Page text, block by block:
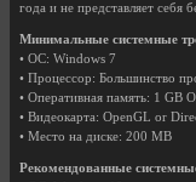
года и не представляет себя
Минимальные системные
• ОС: Windows 7
• Процессор: Большинство
• Оперативная память: 1 GB
• Видеокарта: OpenGL or
• Место на диске: 200 MB
Рекомендованные